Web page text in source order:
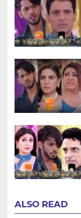
ALSO READ